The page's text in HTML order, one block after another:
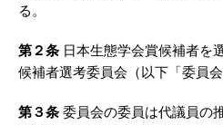
る。
第２条 日本生態学会賞候補者を
候補者選考委員会（以下「委員会
第３条 委員会の委員は代議員の